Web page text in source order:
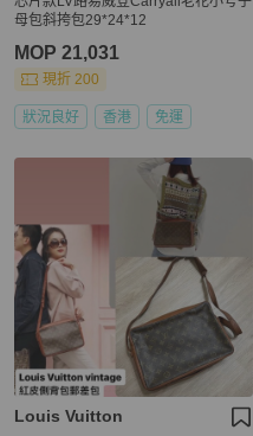
母包斜挎包29*24*12
MOP 21,031
現折 200
狀況良好 香港 免運
Louis Vuitton